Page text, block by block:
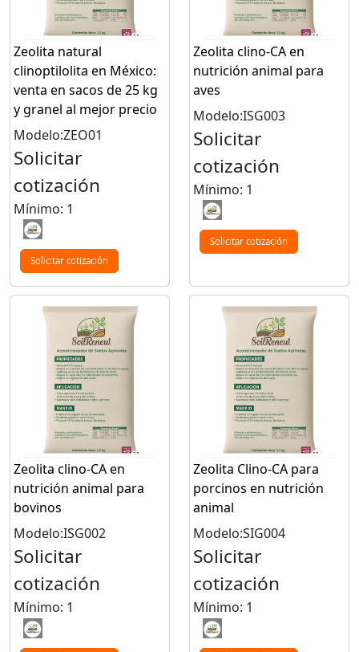
Zeolita natural
clinoptilolita en México:
venta en sacos de 25 kg
y granel al mejor precio
Modelo:ZEO01
Solicitar
cotización
Mínimo: 1
Solicitar cotización
Zeolita clino-CA en
nutrición animal para
aves
Modelo:ISG003
Solicitar
cotización
Mínimo: 1
Solicitar cotización
Zeolita clino-CA en
nutrición animal para
bovinos
Modelo:ISG002
Solicitar
cotización
Mínimo: 1
Zeolita Clino-CA para
porcinos en nutrición
animal
Modelo:SIG004
Solicitar
cotización
Mínimo: 1